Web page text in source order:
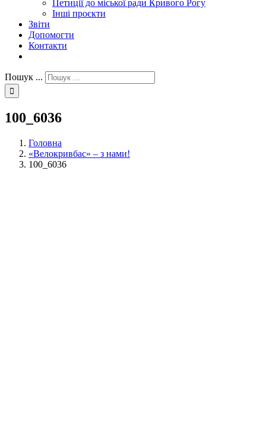
Петиції до міської ради Кривого Рогу
Інші проєкти
Звіти
Допомогти
Контакти
Пошук ...
100_6036
Головна
«Велокривбас» – з нами!
100_6036